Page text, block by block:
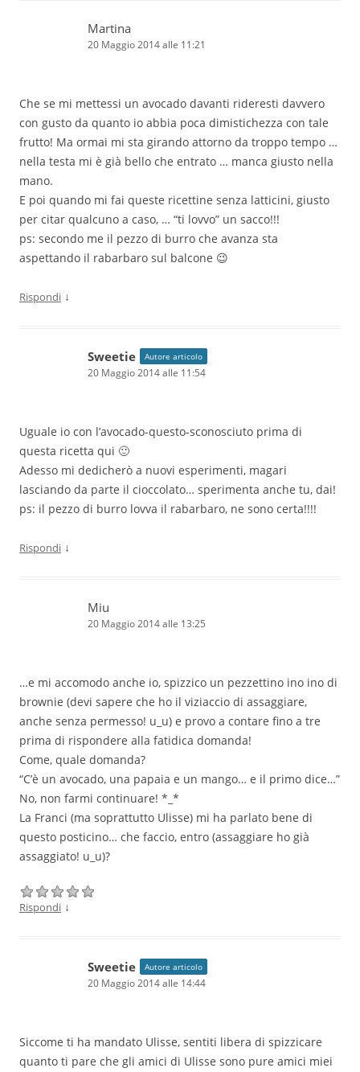
Martina
20 Maggio 2014 alle 11:21
Che se mi mettessi un avocado davanti rideresti davvero
con gusto da quanto io abbia poca dimistichezza con tale
frutto! Ma ormai mi sta girando attorno da troppo tempo …
nella testa mi è già bello che entrato … manca giusto nella
mano.
E poi quando mi fai queste ricettine senza latticini, giusto
per citar qualcuno a caso, … “ti lovvo” un sacco!!!
ps: secondo me il pezzo di burro che avanza sta
aspettando il rabarbaro sul balcone 😉
Rispondi ↓
Sweetie Autore articolo
20 Maggio 2014 alle 11:54
Uguale io con l’avocado-questo-sconosciuto prima di
questa ricetta qui 🙂
Adesso mi dedicherò a nuovi esperimenti, magari
lasciando da parte il cioccolato… sperimenta anche tu, dai!
ps: il pezzo di burro lovva il rabarbaro, ne sono certa!!!!
Rispondi ↓
Miu
20 Maggio 2014 alle 13:25
…e mi accomodo anche io, spizzico un pezzettino ino ino di
brownie (devi sapere che ho il viziaccio di assaggiare,
anche senza permesso! u_u) e provo a contare fino a tre
prima di rispondere alla fatidica domanda!
Come, quale domanda?
“C’è un avocado, una papaia e un mango… e il primo dice…”
No, non farmi continuare! *_*
La Franci (ma soprattutto Ulisse) mi ha parlato bene di
questo posticino… che faccio, entro (assaggiare ho già
assaggiato! u_u)?
Rispondi ↓
Sweetie Autore articolo
20 Maggio 2014 alle 14:44
Siccome ti ha mandato Ulisse, sentiti libera di spizzicare
quanto ti pare che gli amici di Ulisse sono pure amici miei